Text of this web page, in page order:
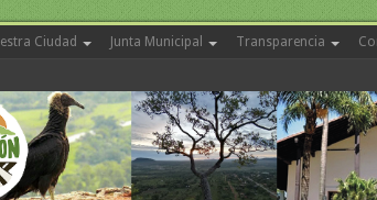
Ciudad Junta Municipal Transparencia